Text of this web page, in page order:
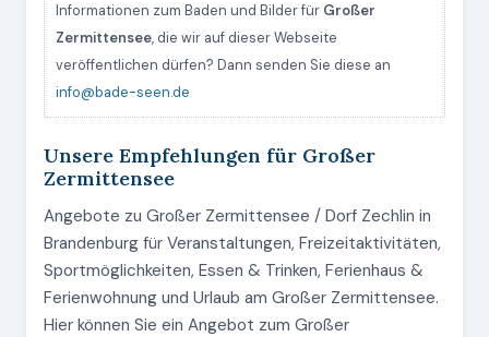
Informationen zum Baden und Bilder für Großer
Zermittensee, die wir auf dieser Webseite
veröffentlichen dürfen? Dann senden Sie diese an
info@bade-seen.de
Unsere Empfehlungen für Großer
Zermittensee
Angebote zu Großer Zermittensee / Dorf Zechlin in
Brandenburg für Veranstaltungen, Freizeitaktivitäten,
Sportmöglichkeiten, Essen & Trinken, Ferienhaus &
Ferienwohnung und Urlaub am Großer Zermittensee.
Hier können Sie ein Angebot zum Großer